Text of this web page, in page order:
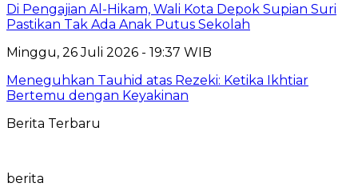
Di Pengajian Al-Hikam, Wali Kota Depok Supian Suri
Pastikan Tak Ada Anak Putus Sekolah
Minggu, 26 Juli 2026 - 19:37 WIB
Meneguhkan Tauhid atas Rezeki: Ketika Ikhtiar
Bertemu dengan Keyakinan
Berita Terbaru
berita